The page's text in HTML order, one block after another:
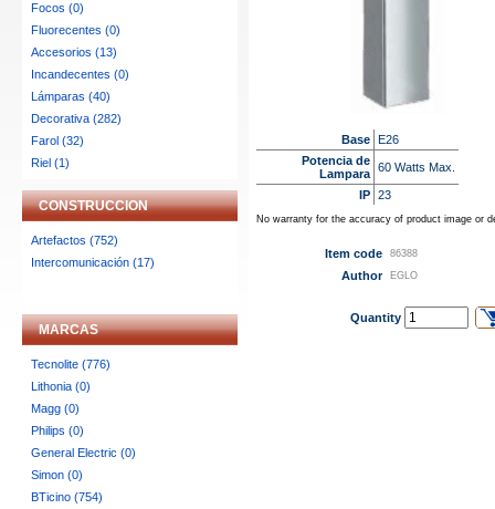
Focos (0)
Fluorecentes (0)
Accesorios (13)
Incandecentes (0)
Lámparas (40)
Decorativa (282)
Farol (32)
Riel (1)
CONSTRUCCION
Artefactos (752)
Intercomunicación (17)
MARCAS
Tecnolite (776)
Lithonia (0)
Magg (0)
Philips (0)
General Electric (0)
Simon (0)
BTicino (754)
Base E26
Potencia de
Lampara 60 Watts Max.
IP 23
No warranty for the accuracy of product image or
Item code 86388
Author EGLO
Quantity